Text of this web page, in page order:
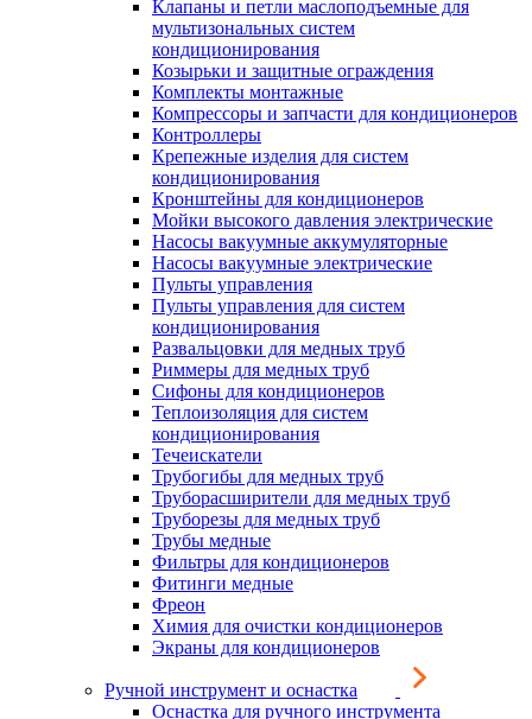
Клапаны и петли маслоподъемные для
мультизональных систем
кондиционирования
Козырьки и защитные ограждения
Комплекты монтажные
Компрессоры и запчасти для кондиционеров
Контроллеры
Крепежные изделия для систем
кондиционирования
Кронштейны для кондиционеров
Мойки высокого давления электрические
Насосы вакуумные аккумуляторные
Насосы вакуумные электрические
Пульты управления
Пульты управления для систем
кондиционирования
Развальцовки для медных труб
Риммеры для медных труб
Сифоны для кондиционеров
Теплоизоляция для систем
кондиционирования
Течеискатели
Трубогибы для медных труб
Труборасширители для медных труб
Труборезы для медных труб
Трубы медные
Фильтры для кондиционеров
Фитинги медные
Фреон
Химия для очистки кондиционеров
Экраны для кондиционеров
Ручной инструмент и оснастка
Оснастка для ручного инструмента